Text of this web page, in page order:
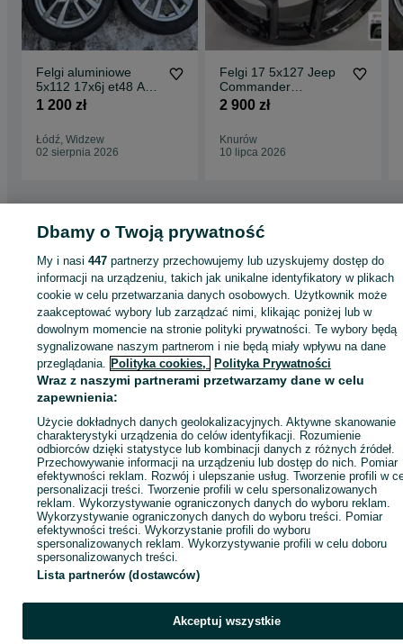
Felgi aluminiowe
5x112 17x6j et48 Audi
Vw Skoda itp
1 200 zł
Łódź, Widzew
02 sierpnia 2026
Felgi 17 5x127 Jeep
Commander
Gladiator Wrangler
2 900 zł
Knurów
10 lipca 2026
Strona główna Motoryzacja Opony i Felgi Felgi
KATEGORIA
ID:1050482676 Wyświetlenia:
Zadzwoń / SMS
Dbamy o Twoją prywatność
My i nasi447 partnerzy przechowujemy lub uzyskujemy dostęp do
informacji na urządzeniu, takich jak unikalne identyfikatory w plikach
cookie w celu przetwarzania danych osobowych. Użytkownik może
zaakceptować wybory lub zarządzać nimi, klikając poniżej lub w
dowolnym momencie na stronie polityki prywatności. Te wybory będą
sygnalizowane naszym partnerom i nie będą miały wpływu na dane
przeglądania. Polityka cookies, Polityka Prywatności
Wraz z naszymi partnerami przetwarzamy dane w celu
zapewnienia:
Użycie dokładnych danych geolokalizacyjnych. Aktywne skanowanie
charakterystyki urządzenia do celów identyfikacji. Rozumienie
odbiorców dzięki statystyce lub kombinacji danych z różnych źródeł.
Przechowywanie informacji na urządzeniu lub dostęp do nich. Pomiar
efektywności reklam. Rozwój i ulepszanie usług. Tworzenie profili w
personalizacji treści. Tworzenie profili w celu spersonalizowanych
reklam. Wykorzystywanie ograniczonych danych do wyboru reklam.
Wykorzystywanie ograniczonych danych do wyboru treści. Pomiar
efektywności treści. Wykorzystanie profili do wyboru
spersonalizowanych reklam. Wykorzystywanie profili w celu doboru
spersonalizowanych treści.
Lista partnerów (dostawców)
Akceptuj wszystkie